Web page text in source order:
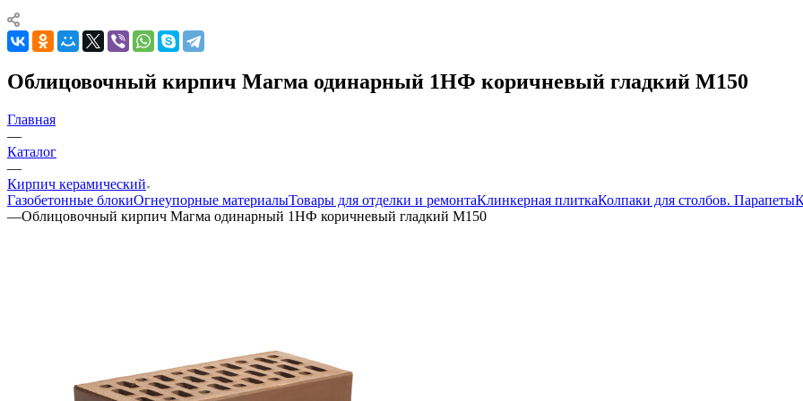
Облицовочный кирпич Магма одинарный 1НФ коричневый гладкий М150
Главная
—
Каталог
—
Кирпич керамический
Газобетонные блокиОгнеупорные материалыТовары для отделки и ремонтаКлинкерная плиткаКолпаки для столбов. Парапеты
—Облицовочный кирпич Магма одинарный 1НФ коричневый гладкий М150